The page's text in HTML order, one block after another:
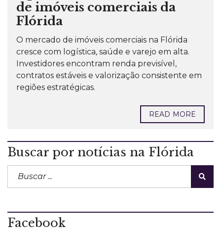
de imóveis comerciais da
Flórida
O mercado de imóveis comerciais na Flórida
cresce com logística, saúde e varejo em alta.
Investidores encontram renda previsível,
contratos estáveis e valorização consistente em
regiões estratégicas.
READ MORE
Buscar por notícias na Flórida
Facebook